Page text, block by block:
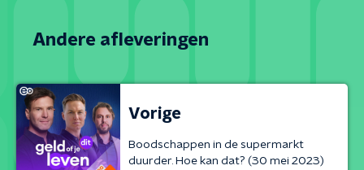
Andere afleveringen
Vorige
Boodschappen in de supermarkt
duurder. Hoe kan dat? (30 mei 2023)